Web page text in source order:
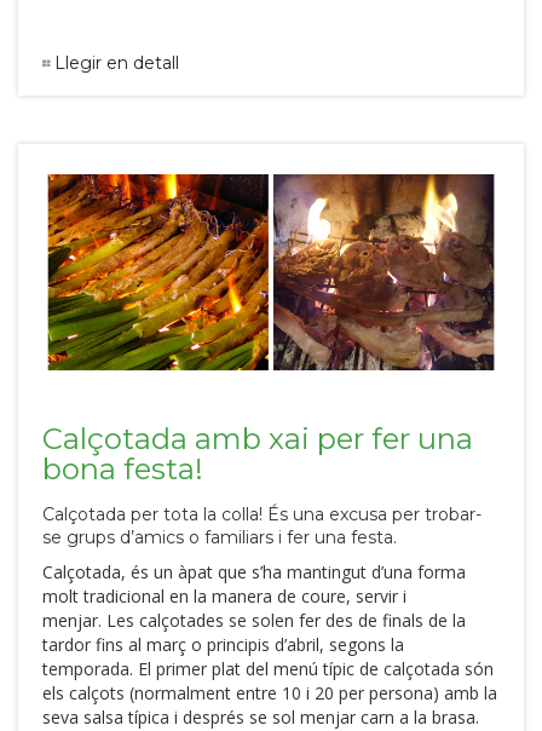
Llegir en detall
Calçotada amb xai per fer una
bona festa!
Calçotada per tota la colla! És una excusa per trobar-
se grups d’amics o familiars i fer una festa.
Calçotada, és un àpat que s’ha mantingut d’una forma
molt tradicional en la manera de coure, servir i
menjar. Les calçotades se solen fer des de finals de la
tardor fins al març o principis d’abril, segons la
temporada. El primer plat del menú típic de calçotada són
els calçots (normalment entre 10 i 20 per persona) amb la
seva salsa típica i després se sol menjar carn a la brasa.